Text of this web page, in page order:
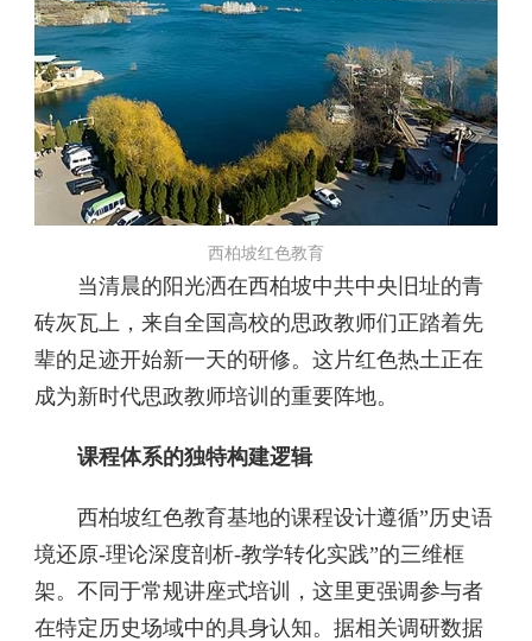
西柏坡红色教育
当清晨的阳光洒在西柏坡中共中央旧址的青
砖灰瓦上，来自全国高校的思政教师们正踏着先
辈的足迹开始新一天的研修。这片红色热土正在
成为新时代思政教师培训的重要阵地。
课程体系的独特构建逻辑
西柏坡红色教育基地的课程设计遵循”历史语
境还原-理论深度剖析-教学转化实践”的三维框
架。不同于常规讲座式培训，这里更强调参与者
在特定历史场域中的具身认知。据相关调研数据